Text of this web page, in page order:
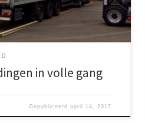
in volle gang
Gepubliceerd april 14, 2017